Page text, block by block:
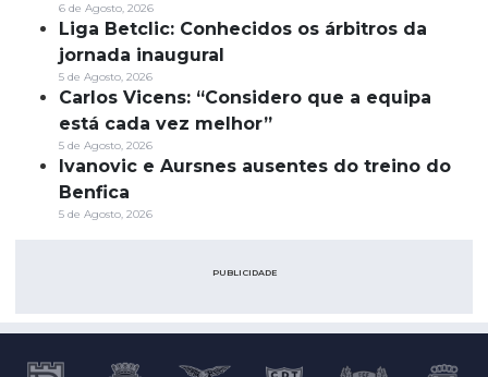
6 de Agosto, 2026
Liga Betclic: Conhecidos os árbitros da
jornada inaugural
5 de Agosto, 2026
Carlos Vicens: “Considero que a equipa
está cada vez melhor”
5 de Agosto, 2026
Ivanovic e Aursnes ausentes do treino do
Benfica
5 de Agosto, 2026
PUBLICIDADE